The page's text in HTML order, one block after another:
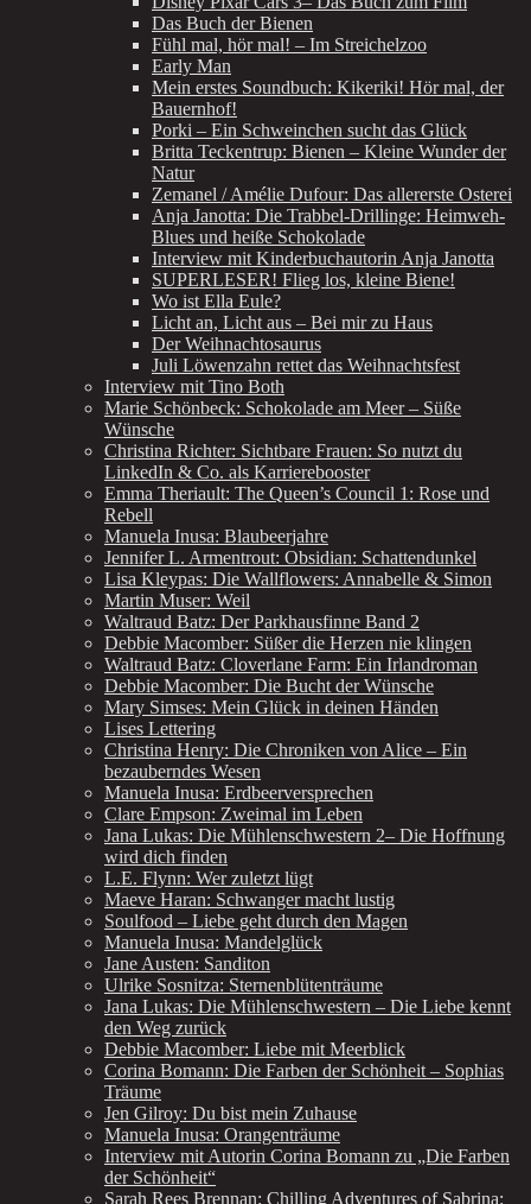
Das Buch der Bienen
Fühl mal, hör mal! – Im Streichelzoo
Early Man
Mein erstes Soundbuch: Kikeriki! Hör mal, der
Bauernhof!
Porki – Ein Schweinchen sucht das Glück
Britta Teckentrup: Bienen – Kleine Wunder der
Natur
Zemanel / Amélie Dufour: Das allererste Osterei
Anja Janotta: Die Trabbel-Drillinge: Heimweh-
Blues und heiße Schokolade
Interview mit Kinderbuchautorin Anja Janotta
SUPERLESER! Flieg los, kleine Biene!
Wo ist Ella Eule?
Licht an, Licht aus – Bei mir zu Haus
Der Weihnachtosaurus
Juli Löwenzahn rettet das Weihnachtsfest
Interview mit Tino Both
Marie Schönbeck: Schokolade am Meer – Süße
Wünsche
Christina Richter: Sichtbare Frauen: So nutzt du
LinkedIn & Co. als Karrierebooster
Emma Theriault: The Queen’s Council 1: Rose und
Rebell
Manuela Inusa: Blaubeerjahre
Jennifer L. Armentrout: Obsidian: Schattendunkel
Lisa Kleypas: Die Wallflowers: Annabelle & Simon
Martin Muser: Weil
Waltraud Batz: Der Parkhausfinne Band 2
Debbie Macomber: Süßer die Herzen nie klingen
Waltraud Batz: Cloverlane Farm: Ein Irlandroman
Debbie Macomber: Die Bucht der Wünsche
Mary Simses: Mein Glück in deinen Händen
Lises Lettering
Christina Henry: Die Chroniken von Alice – Ein
bezauberndes Wesen
Manuela Inusa: Erdbeerversprechen
Clare Empson: Zweimal im Leben
Jana Lukas: Die Mühlenschwestern 2– Die Hoffnung
wird dich finden
L.E. Flynn: Wer zuletzt lügt
Maeve Haran: Schwanger macht lustig
Soulfood – Liebe geht durch den Magen
Manuela Inusa: Mandelglück
Jane Austen: Sanditon
Ulrike Sosnitza: Sternenblütenträume
Jana Lukas: Die Mühlenschwestern – Die Liebe kennt
den Weg zurück
Debbie Macomber: Liebe mit Meerblick
Corina Bomann: Die Farben der Schönheit – Sophias
Träume
Jen Gilroy: Du bist mein Zuhause
Manuela Inusa: Orangenträume
Interview mit Autorin Corina Bomann zu „Die Farben
der Schönheit“
Sarah Rees Brennan: Chilling Adventures of Sabrina: